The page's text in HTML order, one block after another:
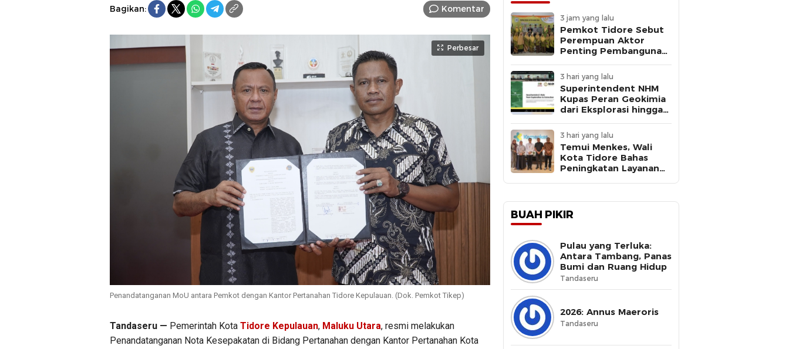
Bagikan: Komentar
Perbesar
Penandatanganan MoU antara Pemkot dengan Kantor Pertanahan Tidore Kepulauan. (Dok. Pemkot Tikep)
Tandaseru — Pemerintah Kota Tidore Kepulauan, Maluku Utara, resmi melakukan
Penandatanganan Nota Kesepakatan di Bidang Pertanahan dengan Kantor Pertanahan Kota
3 jam yang lalu
Pemkot Tidore Sebut
Perempuan Aktor
Penting Pembangunan
3 hari yang lalu
Superintendent NHM
Kupas Peran Geokimia
dari Eksplorasi hingga
Webinar MGEI-SC UNG
3 hari yang lalu
Temui Menkes, Wali
Kota Tidore Bahas
Peningkatan Layanan
BUAH PIKIR
Pulau yang Terluka:
Antara Tambang, Panas
Bumi dan Ruang Hidup
Tandaseru
2026: Annus Maeroris
Tandaseru